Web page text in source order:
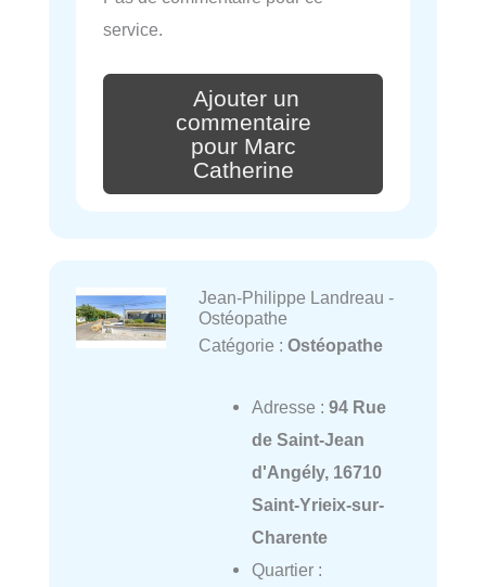
service.
Ajouter un
commentaire
pour Marc
Catherine
Jean-Philippe Landreau -
Ostéopathe
Catégorie : Ostéopathe
Adresse : 94 Rue
de Saint-Jean
d'Angély, 16710
Saint-Yrieix-sur-
Charente
Quartier :